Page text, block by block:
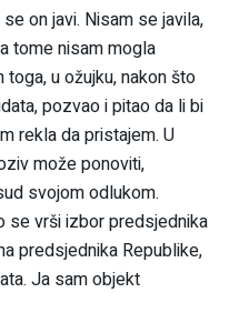
on javi. Nisam se javila,
tome nisam mogla
u ožujku, nakon što
pozvao i pitao da li bi
rekla da pristajem. U
može ponoviti,
svojom odlukom.
se vrši izbor predsjednika
predsjednika Republike,
Ja sam objekt